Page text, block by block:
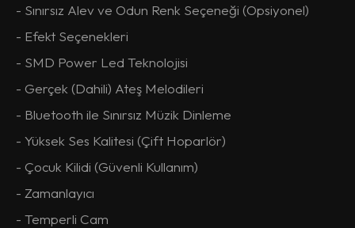
- Sınırsız Alev ve Odun Renk Seçeneği (Opsiyonel)
- Efekt Seçenekleri
- SMD Power Led Teknolojisi
- Gerçek (Dahili) Ateş Melodileri
- Bluetooth ile Sınırsız Müzik Dinleme
- Yüksek Ses Kalitesi (Çift Hoparlör)
- Çocuk Kilidi (Güvenli Kullanım)
- Zamanlayıcı
- Temperli Cam